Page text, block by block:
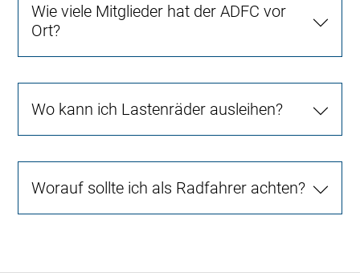
Wie viele Mitglieder hat der ADFC vor
Ort?
Wo kann ich Lastenräder ausleihen?
Worauf sollte ich als Radfahrer achten?